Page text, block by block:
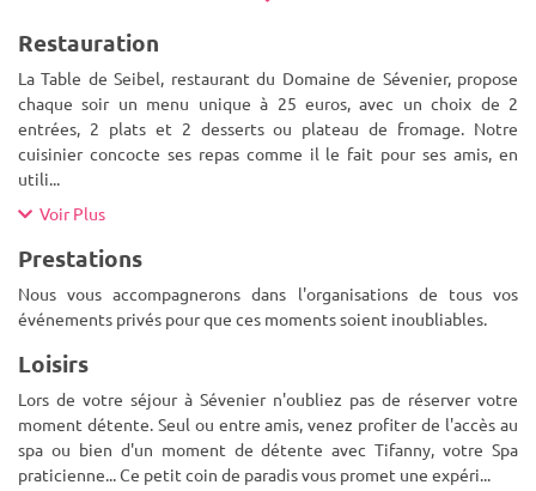
Restauration
La Table de Seibel, restaurant du Domaine de Sévenier, propose
chaque soir un menu unique à 25 euros, avec un choix de 2
entrées, 2 plats et 2 desserts ou plateau de fromage. Notre
cuisinier concocte ses repas comme il le fait pour ses amis, en
utili...
Voir Plus
Prestations
Nous vous accompagnerons dans l'organisations de tous vos
événements privés pour que ces moments soient inoubliables.
Loisirs
Lors de votre séjour à Sévenier n'oubliez pas de réserver votre
moment détente. Seul ou entre amis, venez profiter de l'accès au
spa ou bien d'un moment de détente avec Tifanny, votre Spa
praticienne... Ce petit coin de paradis vous promet une expéri...